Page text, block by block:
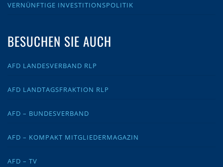
VERNÜNFTIGE INVESTITIONSPOLITIK
BESUCHEN SIE AUCH
AFD LANDESVERBAND RLP
AFD LANDTAGSFRAKTION RLP
AFD – BUNDESVERBAND
AFD – KOMPAKT MITGLIEDERMAGAZIN
AFD – TV